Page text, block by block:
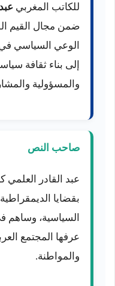
للكاتب المغربي
ضمن مجال القيم
الوعي السياسي في
إلى بناء ثقافة
والمسؤولية
صاحب النص
عبد القادر
بقضايا
السياسية، وساهم
عرفها المجتمع
والمواطنة.